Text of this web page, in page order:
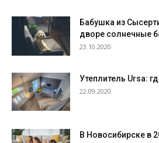
Бабушка из
дворе солнечные
23.10.2020
Утеплитель Ursa:
22.09.2020
В Новосибирске в